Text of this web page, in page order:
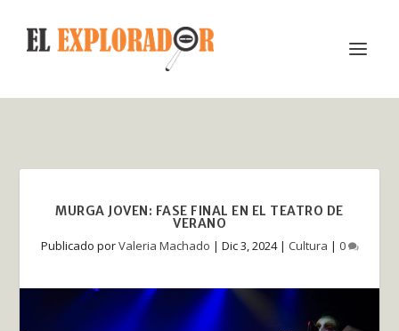
MURGA JOVEN: FASE FINAL EN EL TEATRO DE
VERANO
Publicado porValeria Machado | Dic 3, 2024| Cultura | 0